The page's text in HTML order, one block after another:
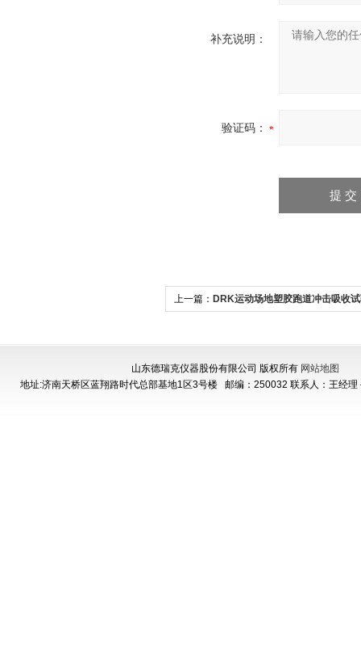
补充说明：
验证码：
上一篇： DRK运动场地塑胶跑道冲击吸收
山东德瑞克仪器股份有限公司 版权所有 网站地图
地址:济南天桥区蓝翔路时代总部基地1区3号楼 邮编：250032 联系人：王经